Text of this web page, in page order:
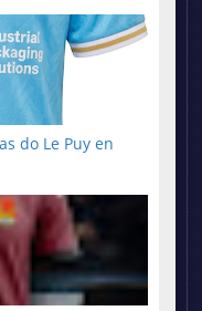
do Le Puy en